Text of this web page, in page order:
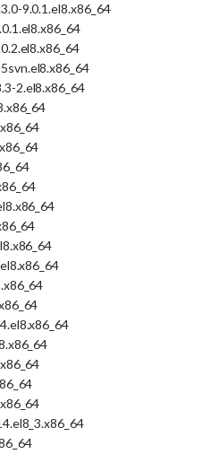
9.0.1.el8.x86_64
2.el8.x86_64